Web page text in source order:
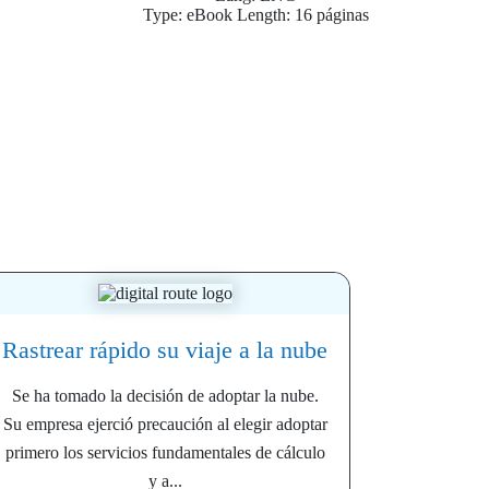
Type: eBook Length: 16 páginas
Rastrear rápido su viaje a la nube
Se ha tomado la decisión de adoptar la nube.
Su empresa ejerció precaución al elegir adoptar
primero los servicios fundamentales de cálculo
y a...